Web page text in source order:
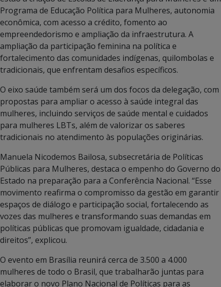
Programa de Educação Política para Mulheres, autonomia
econômica, com acesso a crédito, fomento ao
empreendedorismo e ampliação da infraestrutura. A
ampliação da participação feminina na política e
fortalecimento das comunidades indígenas, quilombolas e
tradicionais, que enfrentam desafios específicos.
O eixo saúde também será um dos focos da delegação, com
propostas para ampliar o acesso à saúde integral das
mulheres, incluindo serviços de saúde mental e cuidados
para mulheres LBTs, além de valorizar os saberes
tradicionais no atendimento às populações originárias.
Manuela Nicodemos Bailosa, subsecretária de Políticas
Públicas para Mulheres, destaca o empenho do Governo do
Estado na preparação para a Conferência Nacional. “Esse
movimento reafirma o compromisso da gestão em garantir
espaços de diálogo e participação social, fortalecendo as
vozes das mulheres e transformando suas demandas em
políticas públicas que promovam igualdade, cidadania e
direitos”, explicou.
O evento em Brasília reunirá cerca de 3.500 a 4.000
mulheres de todo o Brasil, que trabalharão juntas para
elaborar o novo Plano Nacional de Políticas para as